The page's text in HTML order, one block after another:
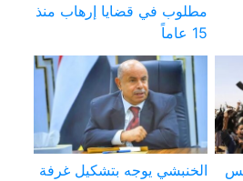
مطلوب في قضايا إرهاب منذ
15 عاماً
الخنبشي يوجه بتشكيل غرفة